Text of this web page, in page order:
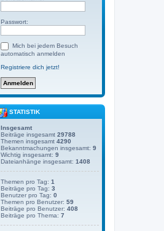
Passwort:
Mich bei jedem Besuch
automatisch anmelden
Registriere dich jetzt!
STATISTIK
Insgesamt
Beiträge insgesamt 29788
Themen insgesamt 4290
Bekanntmachungen insgesamt: 9
Wichtig insgesamt: 9
Dateianhänge insgesamt: 1408
Themen pro Tag: 1
Beiträge pro Tag: 3
Benutzer pro Tag: 0
Themen pro Benutzer: 59
Beiträge pro Benutzer: 408
Beiträge pro Thema: 7